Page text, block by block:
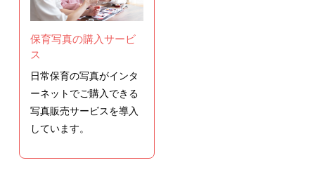
保育写真の購入サービ
ス
日常保育の写真がインタ
ーネットでご購入できる
写真販売サービスを導入
しています。